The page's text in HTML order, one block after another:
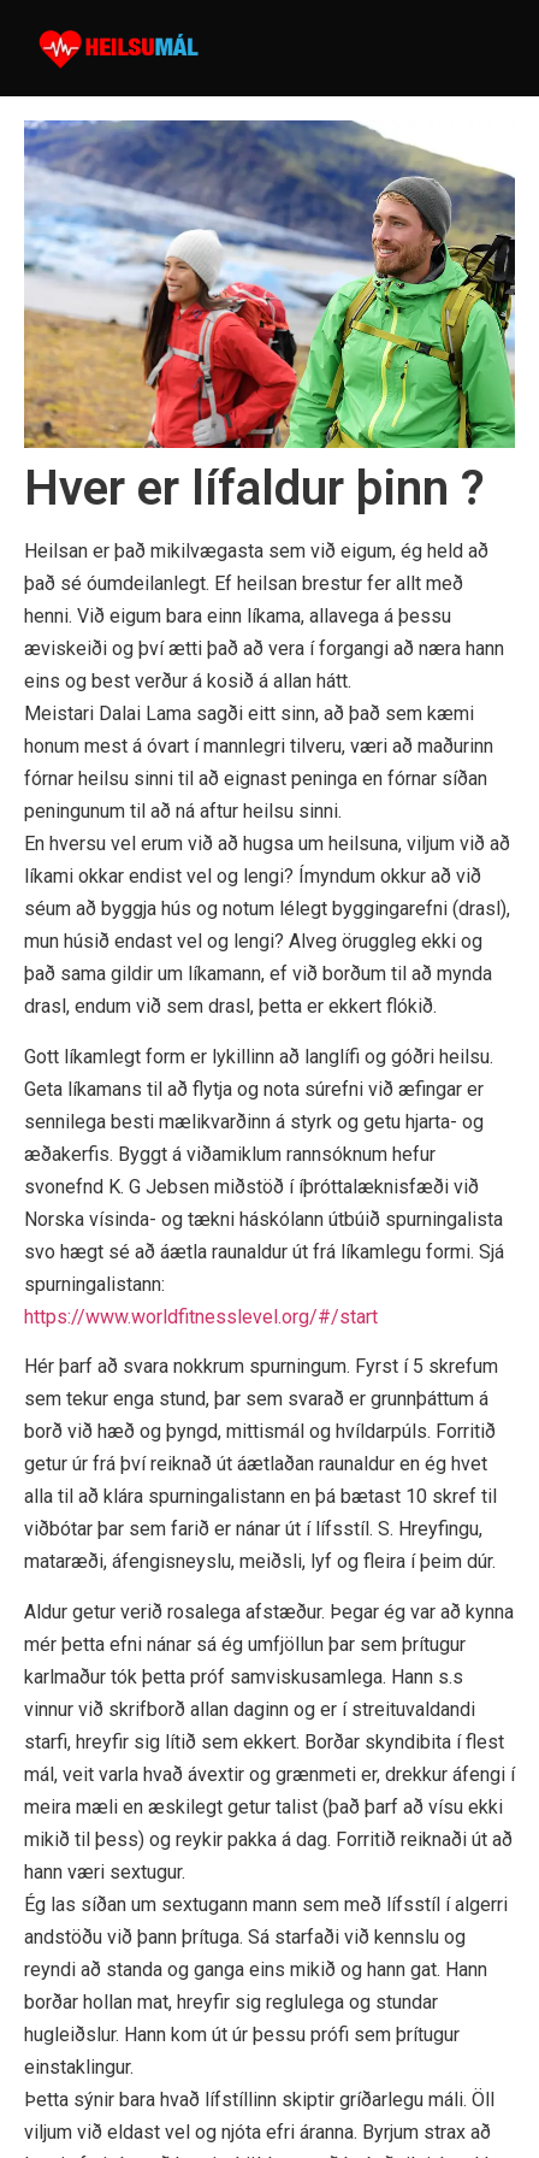
Hver er lífaldur þinn ?
Heilsan er það mikilvægasta sem við eigum, ég held að
það sé óumdeilanlegt. Ef heilsan brestur fer allt með
henni. Við eigum bara einn líkama, allavega á þessu
æviskeiði og því ætti það að vera í forgangi að næra hann
eins og best verður á kosið á allan hátt.
Meistari Dalai Lama sagði eitt sinn, að það sem kæmi
honum mest á óvart í mannlegri tilveru, væri að maðurinn
fórnar heilsu sinni til að eignast peninga en fórnar síðan
peningunum til að ná aftur heilsu sinni.
En hversu vel erum við að hugsa um heilsuna, viljum við að
líkami okkar endist vel og lengi? Ímyndum okkur að við
séum að byggja hús og notum lélegt byggingarefni (drasl),
mun húsið endast vel og lengi? Alveg öruggleg ekki og
það sama gildir um líkamann, ef við borðum til að mynda
drasl, endum við sem drasl, þetta er ekkert flókið.
Gott líkamlegt form er lykillinn að langlífi og góðri heilsu.
Geta líkamans til að flytja og nota súrefni við æfingar er
sennilega besti mælikvarðinn á styrk og getu hjarta- og
æðakerfis. Byggt á viðamiklum rannsóknum hefur
svonefnd K. G Jebsen miðstöð í íþróttalæknisfæði við
Norska vísinda- og tækni háskólann útbúið spurningalista
svo hægt sé að áætla raunaldur út frá líkamlegu formi. Sjá
spurningalistann:
https://www.worldfitnesslevel.org/#/start
Hér þarf að svara nokkrum spurningum. Fyrst í 5 skrefum
sem tekur enga stund, þar sem svarað er grunnþáttum á
borð við hæð og þyngd, mittismál og hvíldarpúls. Forritið
getur úr frá því reiknað út áætlaðan raunaldur en ég hvet
alla til að klára spurningalistann en þá bætast 10 skref til
viðbótar þar sem farið er nánar út í lífsstíl. S. Hreyfingu,
mataræði, áfengisneyslu, meiðsli, lyf og fleira í þeim dúr.
Aldur getur verið rosalega afstæður. Þegar ég var að kynna
mér þetta efni nánar sá ég umfjöllun þar sem þrítugur
karlmaður tók þetta próf samviskusamlega. Hann s.s
vinnur við skrifborð allan daginn og er í streituvaldandi
starfi, hreyfir sig lítið sem ekkert. Borðar skyndibita í flest
mál, veit varla hvað ávextir og grænmeti er, drekkur áfengi í
meira mæli en æskilegt getur talist (það þarf að vísu ekki
mikið til þess) og reykir pakka á dag. Forritið reiknaði út að
hann væri sextugur.
Ég las síðan um sextugann mann sem með lífsstíl í algerri
andstöðu við þann þrítuga. Sá starfaði við kennslu og
reyndi að standa og ganga eins mikið og hann gat. Hann
borðar hollan mat, hreyfir sig reglulega og stundar
hugleiðslur. Hann kom út úr þessu prófi sem þrítugur
einstaklingur.
Þetta sýnir bara hvað lífstíllinn skiptir gríðarlegu máli. Öll
viljum við eldast vel og njóta efri áranna. Byrjum strax að